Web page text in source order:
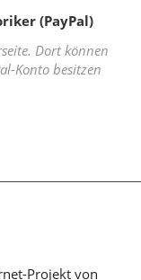
(PayPal)
Dort können
Konto besitzen
Projekt von